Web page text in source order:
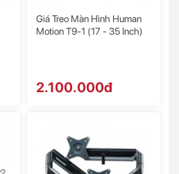
Giá Treo Màn Hình Human
Motion T9-1 (17 - 35 Inch)
2.100.000đ